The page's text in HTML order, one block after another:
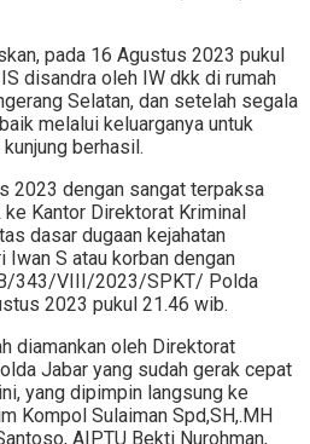
pada 16 Agustus 2023 pukul
disandra oleh IW dkk di rumah
Selatan, dan setelah segala
melalui keluarganya untuk
berhasil.
2023 dengan sangat terpaksa
Kantor Direktorat Kriminal
dasar dugaan kejahatan
S atau korban dengan
343/VIII/2023/SPKT/ Polda
2023 pukul 21.46 wib.
diamankan oleh Direktorat
Jabar yang sudah gerak cepat
yang dipimpin langsung ke
Kompol Sulaiman Spd,SH,.MH
AIPTU Bekti Nurohman,